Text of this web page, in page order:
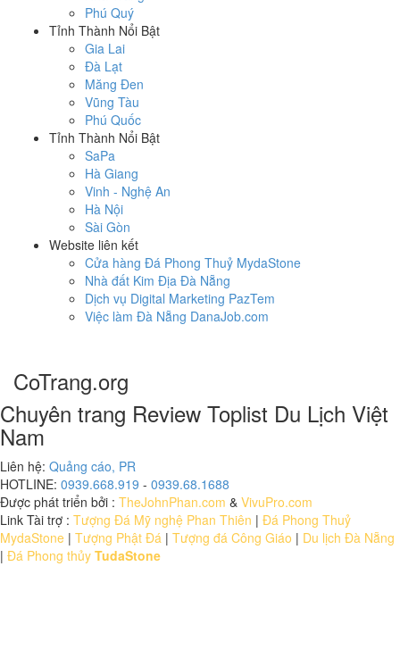
Phú Quý
Tỉnh Thành Nổi Bật
Gia Lai
Đà Lạt
Măng Đen
Vũng Tàu
Phú Quốc
Tỉnh Thành Nổi Bật
SaPa
Hà Giang
Vinh - Nghệ An
Hà Nội
Sài Gòn
Website liên kết
Cửa hàng Đá Phong Thuỷ MydaStone
Nhà đất Kim Địa Đà Nẵng
Dịch vụ Digital Marketing PazTem
Việc làm Đà Nẵng DanaJob.com
CoTrang.org
Chuyên trang Review Toplist Du Lịch Việt
Nam
Liên hệ: Quảng cáo, PR
HOTLINE: 0939.668.919 - 0939.68.1688
Được phát triển bởi : TheJohnPhan.com & VivuPro.com
Link Tài trợ : Tượng Đá Mỹ nghệ Phan Thiên | Đá Phong Thuỷ
MydaStone | Tượng Phật Đá | Tượng đá Công Giáo | Du lịch Đà Nẵng
| Đá Phong thủy TudaStone